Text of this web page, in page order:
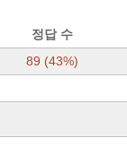
정답 수
89 (43%)